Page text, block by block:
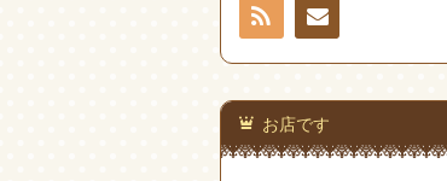
お問
い合
わせ
お店です